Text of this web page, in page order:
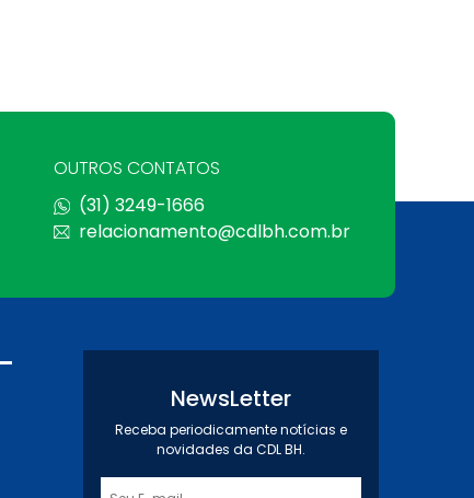
OUTROS CONTATOS
(31) 3249-1666
relacionamento@cdlbh.com.br
NewsLetter
Receba periodicamente notícias e
novidades da CDL BH.